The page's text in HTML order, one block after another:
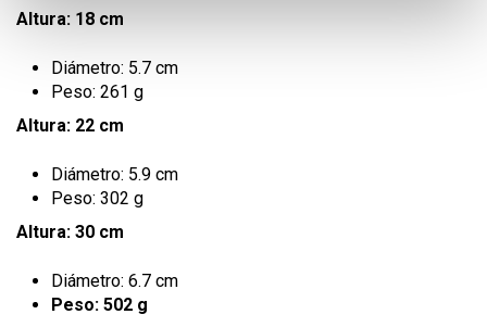
Altura: 18 cm
Diámetro: 5.7 cm
Peso: 261 g
Altura: 22 cm
Diámetro: 5.9 cm
Peso: 302 g
Altura: 30 cm
Diámetro: 6.7 cm
Peso: 502 g